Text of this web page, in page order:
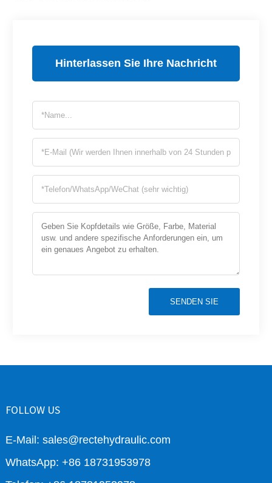
Hinterlassen Sie Ihre Nachricht
SENDEN SIE
FOLLOW US
E-Mail: sales@rectehydraulic.com
WhatsApp: +86 18731953978